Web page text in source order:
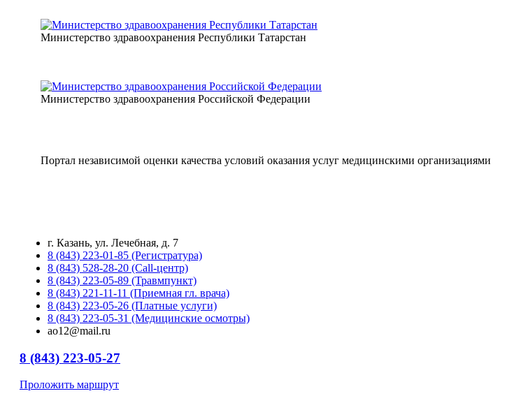
Министерство здравоохранения Республики Татарстан
Министерство здравоохранения Российской Федерации
Портал независимой оценки качества условий оказания услуг медицинскими организациями
г. Казань, ул. Лечебная, д. 7
8 (843) 223-01-85 (Регистратура)
8 (843) 528-28-20 (Call-центр)
8 (843) 223-05-89 (Травмпункт)
8 (843) 221-11-11 (Приемная гл. врача)
8 (843) 223-05-26 (Платные услуги)
8 (843) 223-05-31 (Медицинские осмотры)
ao12@mail.ru
8 (843) 223-05-27
Проложить маршрут